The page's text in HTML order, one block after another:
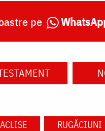
pe
RUGĂCIUNI